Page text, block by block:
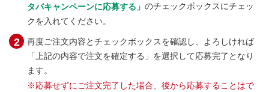
タバキャンペーンに応募する」 のチェックボックスにチェッ
クを入れてください。
再度ご注文内容とチェックボックスを確認し、よろしければ
「上記の内容で注文を確定する」を選択して応募完了となり
ます。
※応募せずにご注文完了した場合、後から応募することはで